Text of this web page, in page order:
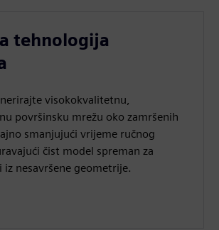
tehnologija
visokokvalitetnu,
površinsku mrežu oko zamršenih
smanjujući vrijeme ručnog
čist model spreman za
iz nesavršene geometrije.